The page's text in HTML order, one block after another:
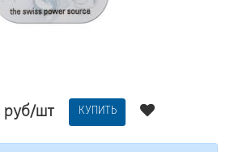
руб/шт КУПИТЬ